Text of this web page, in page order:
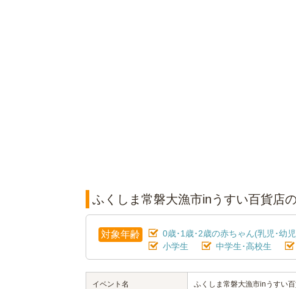
ふくしま常磐大漁市inうすい百貨店
対象年齢 0歳･1歳･2歳の赤ちゃん(乳児･幼
小学生
中学生･高校生
イベント名 ふくしま常磐大漁市inうすい